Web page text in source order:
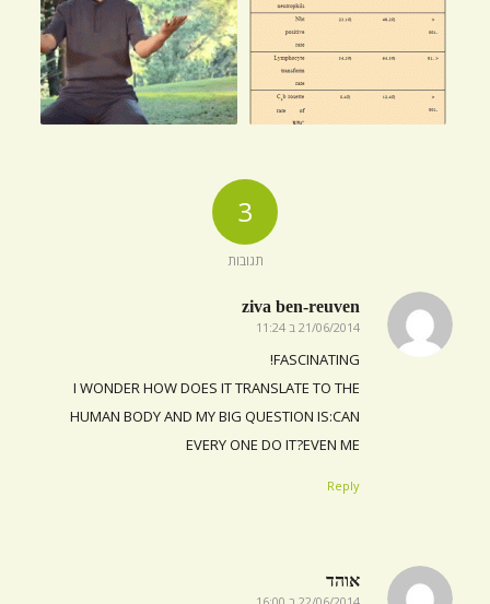
3
תגובות
ziva ben-reuven
אומר:
21/06/2014 ב 11:24
FASCINATING!
I WONDER HOW DOES IT TRANSLATE TO THE
HUMAN BODY AND MY BIG QUESTION IS:CAN
EVERY ONE DO IT?EVEN ME
Reply
אוהד